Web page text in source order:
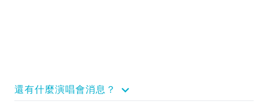
還有什麼演唱會消息？